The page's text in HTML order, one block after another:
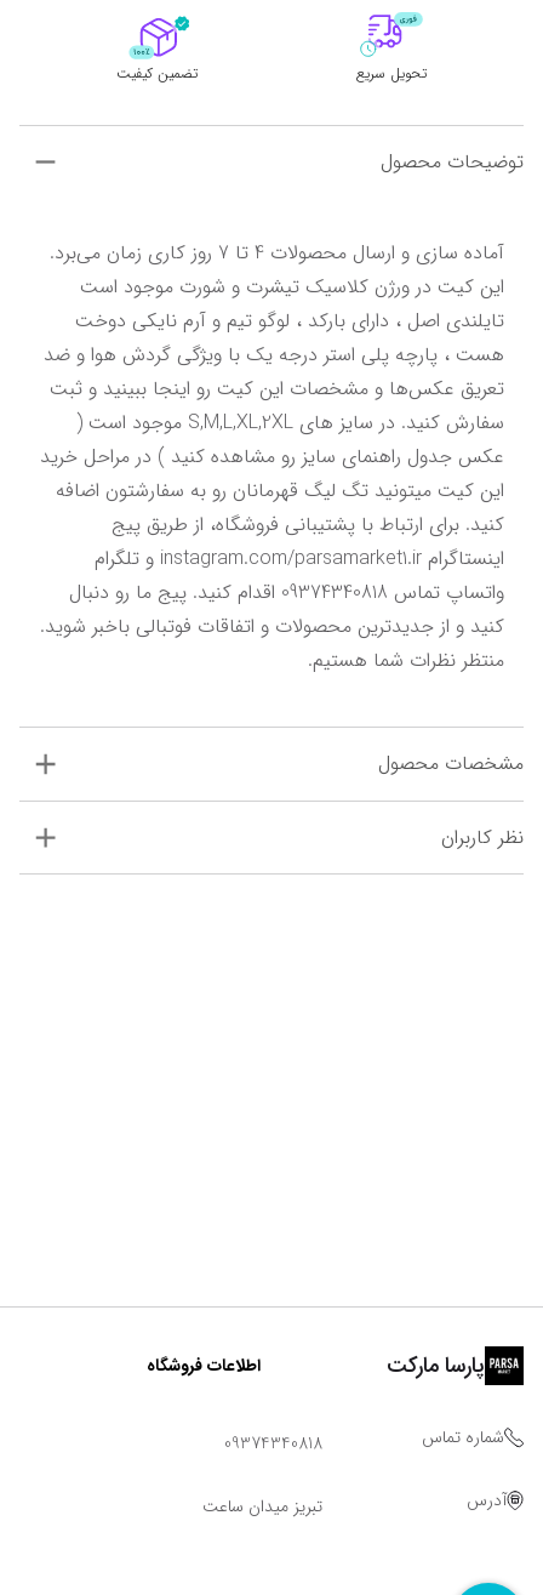
تحویل سریع تضمین کیفیت
توضیحات محصول
منتظر نظرات شما هستیم.
مشخصات محصول
نظر کاربران
پارسا مارکت اطلاعات فروشگاه
شماره تماس 09374340818
آدرس تبریز میدان ساعت